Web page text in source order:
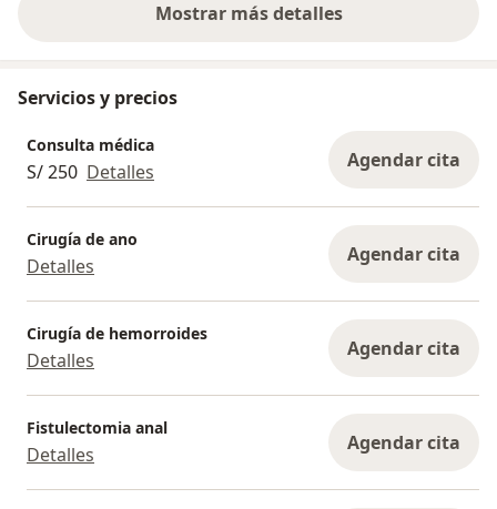
Mostrar más detalles
sobre la experiencia
Servicios y precios
Consulta médica
S/ 250 Detalles Agendar cita
Cirugía de ano
Detalles Agendar cita
Cirugía de hemorroides
Detalles Agendar cita
Fistulectomia anal
Detalles Agendar cita